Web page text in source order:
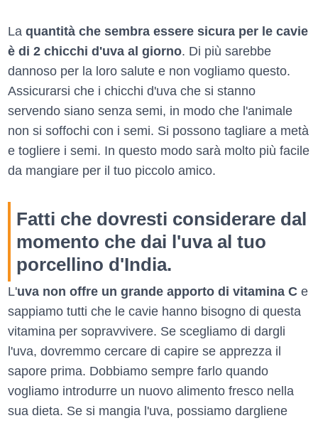
La quantità che sembra essere sicura per le cavie
è di 2 chicchi d'uva al giorno. Di più sarebbe
dannoso per la loro salute e non vogliamo questo.
Assicurarsi che i chicchi d'uva che si stanno
servendo siano senza semi, in modo che l'animale
non si soffochi con i semi. Si possono tagliare a metà
e togliere i semi. In questo modo sarà molto più facile
da mangiare per il tuo piccolo amico.
Fatti che dovresti considerare dal
momento che dai l'uva al tuo
porcellino d'India.
L'uva non offre un grande apporto di vitamina C e
sappiamo tutti che le cavie hanno bisogno di questa
vitamina per sopravvivere. Se scegliamo di dargli
l'uva, dovremmo cercare di capire se apprezza il
sapore prima. Dobbiamo sempre farlo quando
vogliamo introdurre un nuovo alimento fresco nella
sua dieta. Se si mangia l'uva, possiamo dargliene